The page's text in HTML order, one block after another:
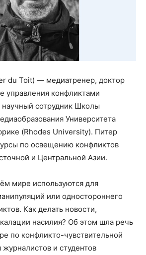
du Toit) — медиатренер, доктор
управления конфликтами
сотрудник Школы
Университета
(Rhodes University). Питер
по освещению конфликтов
и Центральной Азии.
мире используются для
или одностороннего
Как делать новости,
насилия? Об этом шла речь
по конфликто-чувствительной
и студентов